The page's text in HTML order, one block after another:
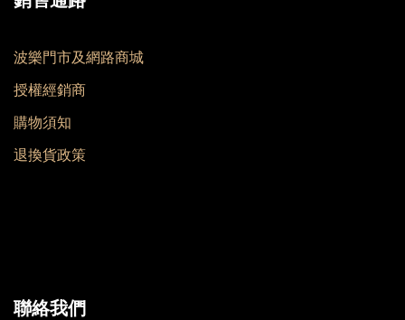
波樂門市及網路商城
授權經銷商
購物須知
退換貨政策
聯絡我們